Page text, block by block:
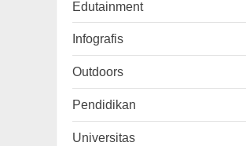
g
Edutainment
Infografis
Outdoors
Pendidikan
Universitas